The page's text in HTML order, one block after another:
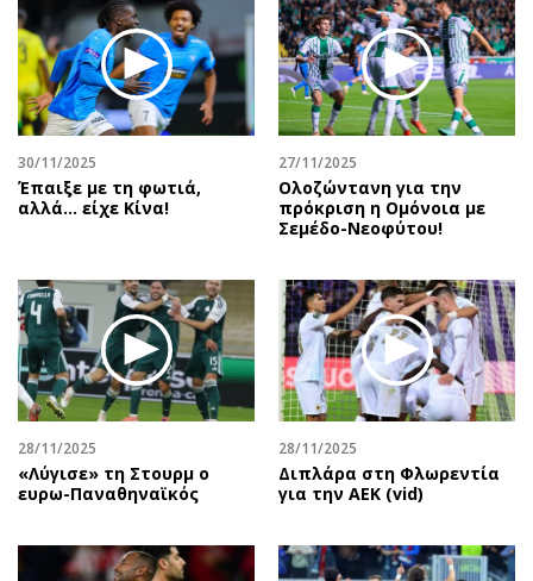
30/11/2025
Έπαιξε με τη φωτιά,
αλλά… είχε Κίνα!
27/11/2025
Ολοζώντανη για την
πρόκριση η Ομόνοια με
Σεμέδο-Νεοφύτου!
28/11/2025
«Λύγισε» τη Στουρμ ο
ευρω-Παναθηναϊκός
28/11/2025
Διπλάρα στη Φλωρεντία
για την ΑΕΚ (vid)